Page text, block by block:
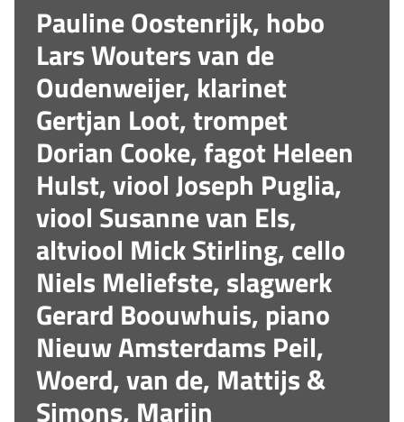
Pauline Oostenrijk, hobo
Lars Wouters van de
Oudenweijer, klarinet
Gertjan Loot, trompet
Dorian Cooke, fagot Heleen
Hulst, viool Joseph Puglia,
viool Susanne van Els,
altviool Mick Stirling, cello
Niels Meliefste, slagwerk
Gerard Boouwhuis, piano
Nieuw Amsterdams Peil,
Woerd, van de, Mattijs &
Simons, Marijn